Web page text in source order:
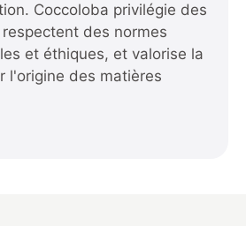
Coccoloba privilégie des
des normes
et éthiques, et valorise la
l'origine des matières